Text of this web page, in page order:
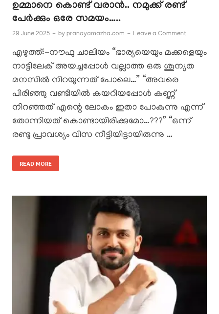
ഉമ്മാനെ കൊണ്ട് വരാൻ.. നമുക്ക് രണ്ട്
പേർക്കും ഒരേ സമയം…..
29 June 2025 - by pranayamazha.com - Leave a Comment
എഴുത്ത്:-നൗഫു ചാലിയം “ഭാര്യയെയും മക്കളെയും
നാട്ടിലേക് അയച്ചപ്പോൾ വല്ലാത്ത ഒരു ശൂന്യത
മനസിൽ നിറയുന്നത് പോലെ…” “അവരെ
പിരിഞ്ഞു വണ്ടിയിൽ കയറിയപ്പോൾ കണ്ണ്
നിറഞ്ഞത് എന്റെ ലോകം ഇതാ പോകുന്നു എന്ന്
തോന്നിയത് കൊണ്ടായിരിക്കുമോ…???” “ഒന്ന്
രണ്ടു പ്രാവശ്യം വിസ നീട്ടിയിട്ടായിരുന്നു …
READ MORE